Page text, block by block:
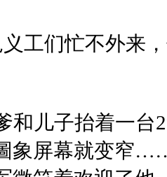
工们忙不外来
和儿子抬着一台
象屏幕就变窄